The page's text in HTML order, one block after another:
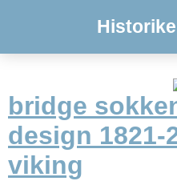
bridge
design 1821-
viking